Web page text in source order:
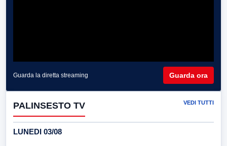
Guarda la diretta streaming Guarda ora
PALINSESTO TV VEDI TUTTI
LUNEDI 03/08